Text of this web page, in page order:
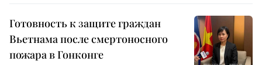
Готовность к защите граждан
Вьетнама после смертоносного
пожара в Гонконге